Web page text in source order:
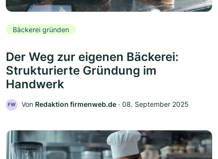
Bäckerei gründen
Der Weg zur eigenen Bäckerei:
Strukturierte Gründung im
Handwerk
FW Von Redaktion firmenweb.de ‧ 08. September 2025